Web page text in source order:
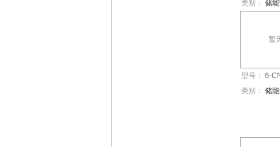
类别： 储
暂
型号： 6-
类别： 储